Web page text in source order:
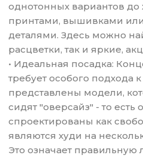
однотонных вариантов
принтами, вышивками
деталями. Здесь можно
расцветки, так и яркие,
• Идеальная посадка:
требует особого подхода
представлены модели,
сидят "оверсайз" - то есть
спроектированы как
являются худи на
Это означает правильную